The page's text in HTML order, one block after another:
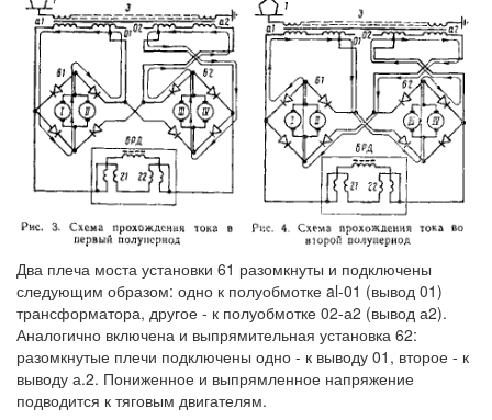
Два плеча моста установки 61 разомкнуты и подключены
следующим образом: одно к полуобмотке al-01 (вывод 01)
трансформатора, другое - к полуобмотке 02-а2 (вывод а2).
Аналогично включена и выпрямительная установка 62:
разомкнутые плечи подключены одно - к выводу 01, второе - к
выводу а.2. Пониженное и выпрямленное напряжение
подводится к тяговым двигателям.